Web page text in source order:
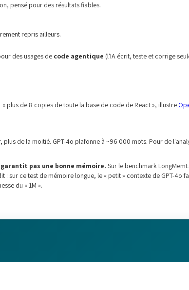
pensé pour des résultats fiables.
repris ailleurs.
des usages de code agentique (l'IA écrit, teste et corrige
plus de 8 copies de toute la base de code de React », illustre
de la moitié. GPT-4o plafonne à ~96 000 mots. Pour de
pas une bonne mémoire. Sur le benchmark
: sur ce test de mémoire longue, le « petit » contexte de GPT-4o
du « 1M ».